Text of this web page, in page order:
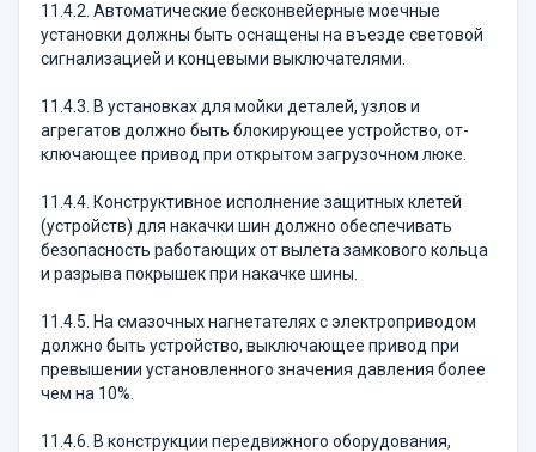
11.4.2. Автоматические бесконвейерные моечные
установки должны быть оснащены на въезде свето­вой
сигнализацией и концевыми выключателями.
11.4.3. В установках для мойки деталей, узлов и
агрегатов должно быть блокирующее устройство, от­
ключающее привод при открытом загрузочном люке.
11.4.4. Конструктивное исполнение защитных клетей
(устройств) для накачки шин должно обеспе­чивать
безопасность работающих от вылета замково­го кольца
и разрыва покрышек при накачке шины.
11.4.5. На смазочных нагнетателях с электропри­водом
должно быть устройство, выключающее при­вод при
превышении установленного значения давле­ния более
чем на 10%.
11.4.6. В конструкции передвижного оборудова­ния,